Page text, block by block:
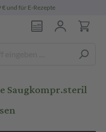
€ und für E-Rezepte
Saugkompr.steril